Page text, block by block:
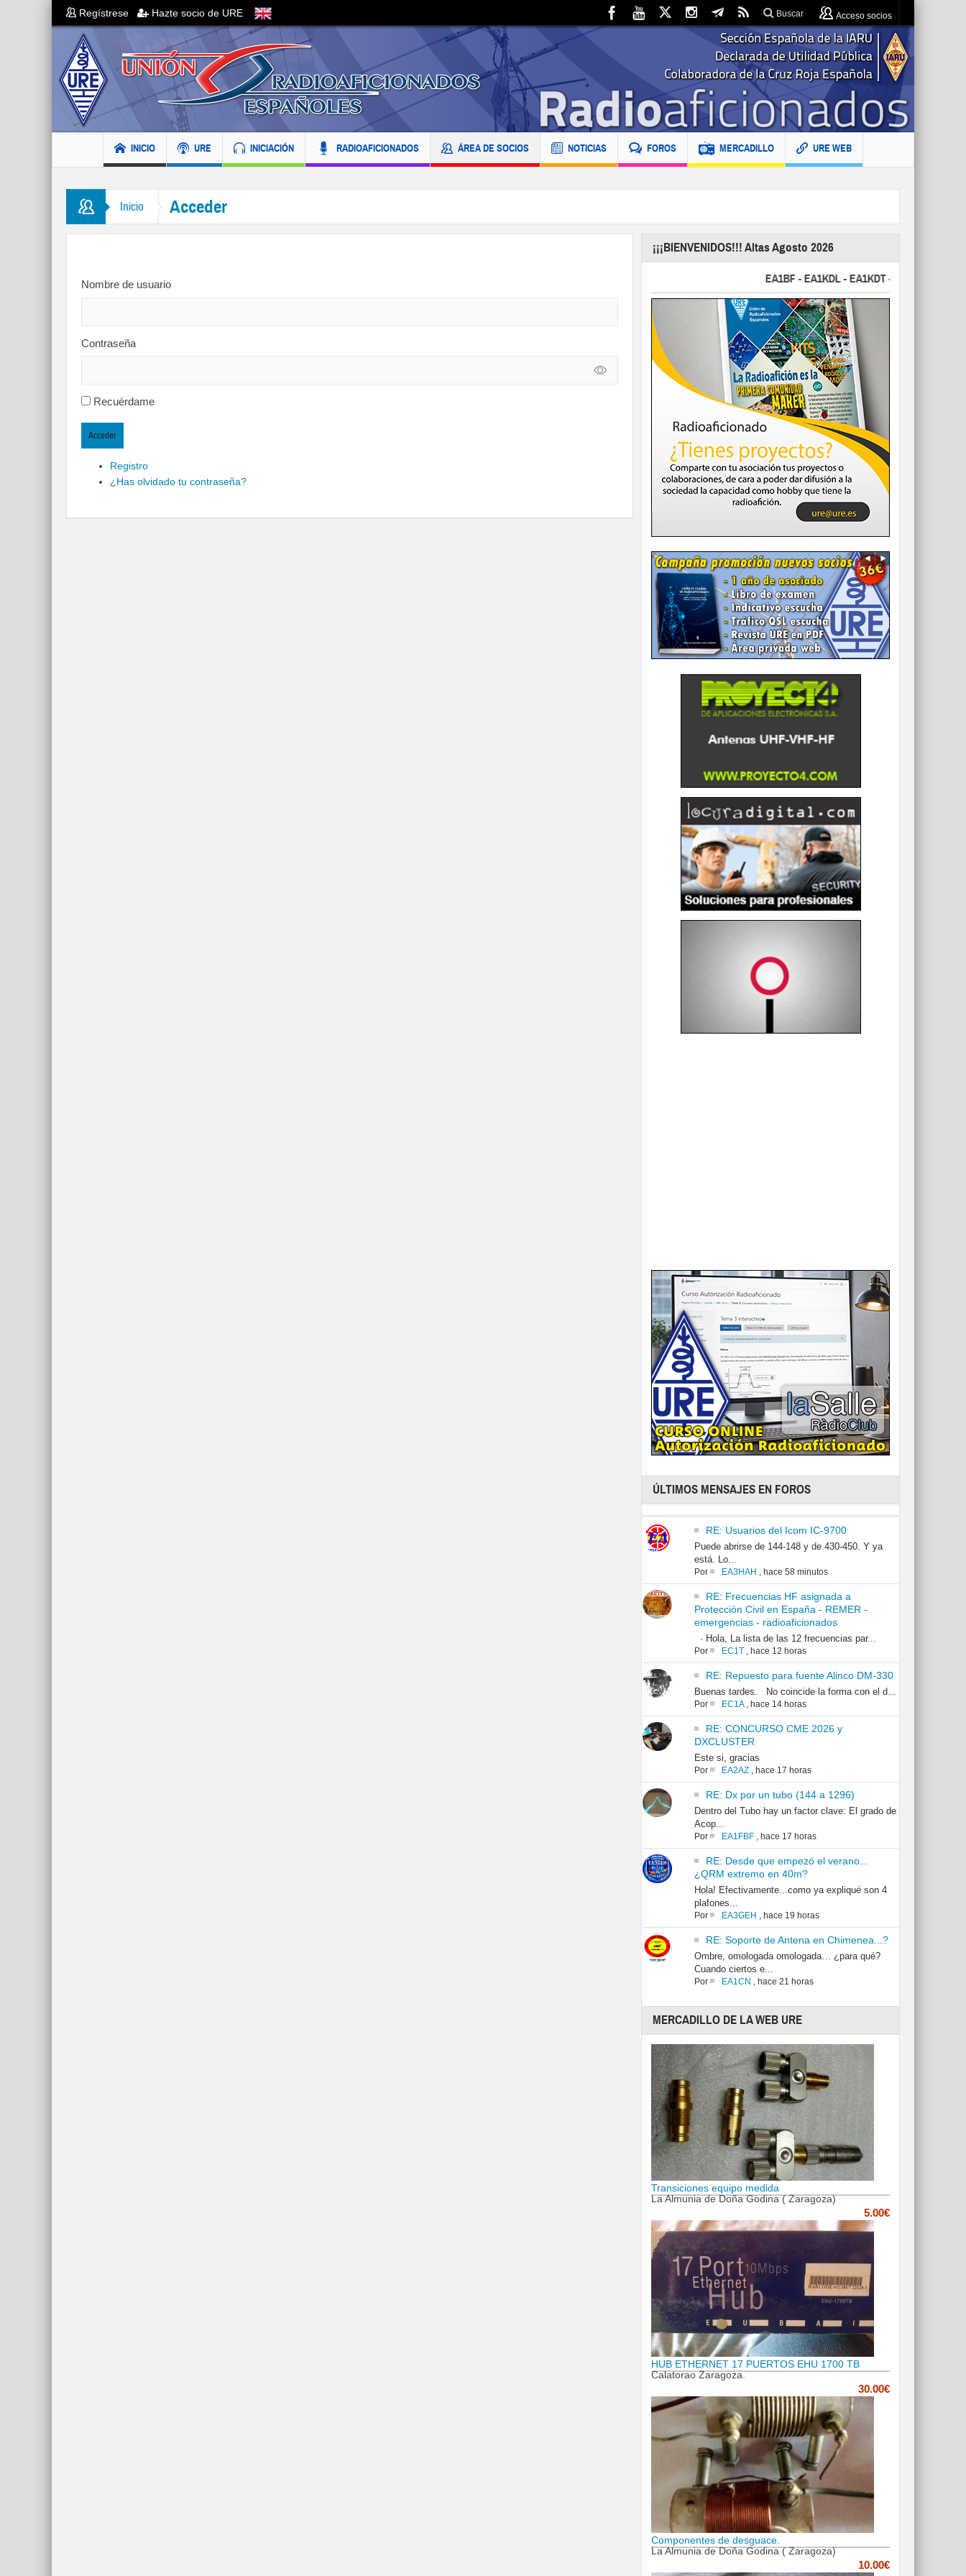
Regístrese Hazte socio de URE Buscar Acceso socios
INICIO URE INICIACIÓN RADIOAFICIONADOS ÁREA DE SOCIOS NOTICIAS FOROS MERCADILLO URE WEB
Inicio Acceder
Nombre de usuario
Contraseña
Recuérdame
Acceder
Registro
¿Has olvidado tu contraseña?
¡¡¡BIENVENIDOS!!! Altas Agosto 2026
EA1BF - EA1KDL - EA1KDT - EA2FBJ - EA2FJU -
ÚLTIMOS MENSAJES EN FOROS
RE: Usuarios del Icom IC-9700
Puede abrirse de 144-148 y de 430-450. Y ya
está. Lo...
Por EA3HAH , hace 58 minutos
RE: Frecuencias HF asignada a
Protección Civil en España - REMER -
emergencias - radioaficionados
· Hola, La lista de las 12 frecuencias par...
Por EC1T, hace 12 horas
RE: Repuesto para fuente Alinco DM-330
Buenas tardes. No coincide la forma con el d...
Por EC1A, hace 14 horas
RE: CONCURSO CME 2026 y
DXCLUSTER
Este si, gracias
Por EA2AZ, hace 17 horas
RE: Dx por un tubo (144 a 1296)
Dentro del Tubo hay un factor clave: El grado de
Acop...
Por EA1FBF, hace 17 horas
RE: Desde que empezó el verano...
¿QRM extremo en 40m?
Hola! Efectivamente...como ya expliqué son 4
plafones...
Por EA3GEH , hace 19 horas
RE: Soporte de Antena en Chimenea...?
Ombre, omologada omologada… ¿para qué?
Cuando ciertos e...
Por EA1CN , hace 21 horas
MERCADILLO DE LA WEB URE
Transiciones equipo medida
La Almunia de Doña Godina ( Zaragoza)
5.00€
HUB ETHERNET 17 PUERTOS EHU 1700 TB
Calatorao Zaragoza.
30.00€
Componentes de desguace.
La Almunia de Doña Godina ( Zaragoza)
10.00€